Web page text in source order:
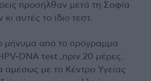
προσήλθαν μετά τη Σοφία
αυτές το ίδιο τεστ.
μήνυμα από το πρόγραμμα
DNA test ,πριν 20 μέρες.
αμέσως με το Κέντρο Υγείας